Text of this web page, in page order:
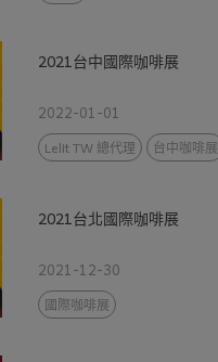
2021台中國際咖啡展
2022-01-01
Lelit TW 總代理 台中咖啡展
2021台北國際咖啡展
2021-12-30
國際咖啡展